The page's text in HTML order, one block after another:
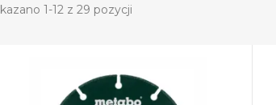
1-12 z 29 pozycji